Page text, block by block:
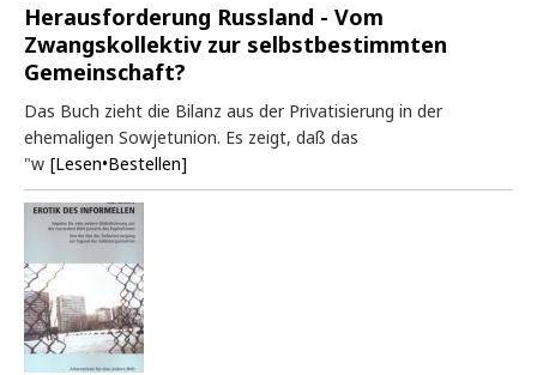
Herausforderung Russland - Vom
Zwangskollektiv zur selbstbestimmten
Gemeinschaft?
Das Buch zieht die Bilanz aus der Privatisierung in der
ehemaligen Sowjetunion. Es zeigt, daß das
"w [Lesen•Bestellen]